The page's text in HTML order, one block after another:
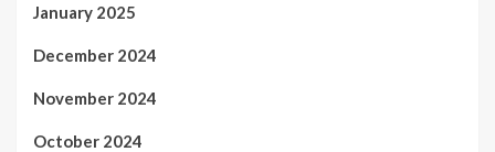
January 2025
December 2024
November 2024
October 2024